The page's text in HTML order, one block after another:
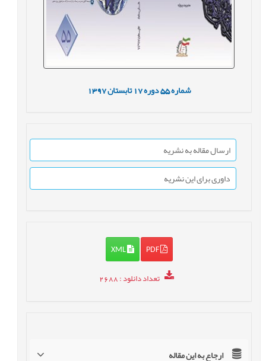
شماره55 دوره17 تابستان1397
ارسال مقاله به نشریه
داوری برای این نشریه
PDF
XML
تعداد دانلود: 2688
ارجاع به این مقاله